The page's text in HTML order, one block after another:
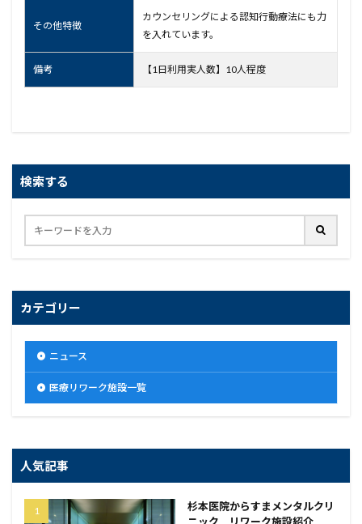
その他特徴
カウンセリングによる認知行動療法にも力
を入れています。
備考 【1日利用実人数】10人程度
検索する
カテゴリー
ニュース
医療リワーク施設一覧
人気記事
杉本医院からすまメンタルクリ